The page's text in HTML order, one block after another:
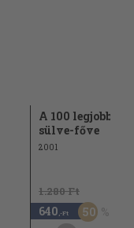
A 100 legjobb
sülve-főve
2001
1.280 Ft
640 ,-Ft 50